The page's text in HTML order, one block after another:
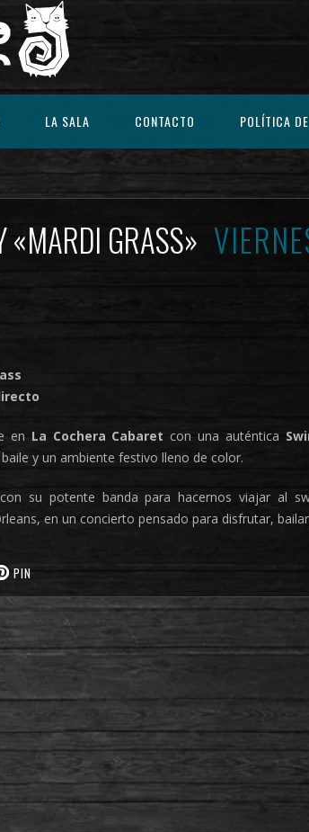
LA SALA CONTACTO POLÍTICA
«MARDI GRASS»
en La Cochera Cabaret con una auténtica
y un ambiente festivo lleno de color.
su potente banda para hacernos viajar al
en un concierto pensado para disfrutar,
PIN